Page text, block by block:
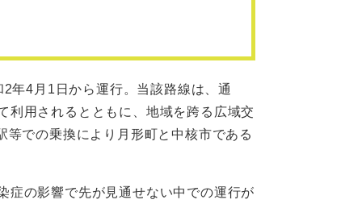
4月1日から運行。当該路線は、通
利用されるとともに、地域を跨る広域交
での乗換により月形町と中核市である
の影響で先が見通せない中での運行が